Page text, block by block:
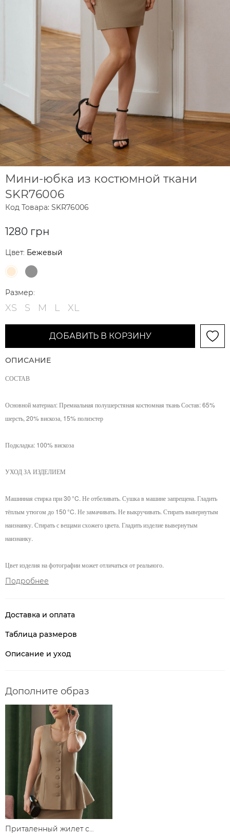
Мини-юбка из костюмной ткани
SKR76006
Код Товара: SKR76006
1280 грн
Цвет: Бежевый
Размер:
XS S M L XL
ДОБАВИТЬ В КОРЗИНУ
ОПИСАНИЕ
СОСТАВ
Основной материал: Премиальная полушерстяная костюмная ткань Состав: 65%
шерсть, 20% вискоза, 15% полиэстер
Подкладка: 100% вискоза
УХОД ЗА ИЗДЕЛИЕМ
Машинная стирка при 30 °C. Не отбеливать. Сушка в машине запрещена. Гладить
тёплым утюгом до 150 °C. Не замачивать. Не выкручивать. Стирать вывернутым
наизнанку. Стирать с вещами схожего цвета. Гладить изделие вывернутым
наизнанку.
Цвет изделия на фотографии может отличаться от реального.
Подробнее
Доставка и оплата
Таблица размеров
Описание и уход
Дополните образ
Приталенный жилет с